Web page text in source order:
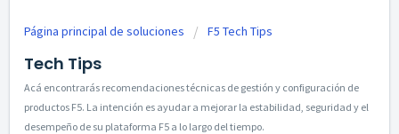
Página principal de soluciones F5 Tech Tips
Tech Tips
Acá encontrarás recomendaciones técnicas de gestión y configuración de
productos F5. La intención es ayudar a mejorar la estabilidad, seguridad y el
desempeño de su plataforma F5 a lo largo del tiempo.